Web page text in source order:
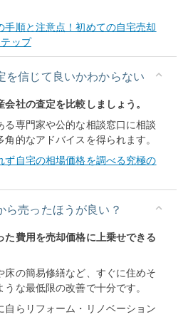
手順と注意点！初めての自宅売却
ップ
を信じて良いかわからない
社の査定を比較しましょう。
る専門家や公的な相談窓口に相談
角的なアドバイスを得られます。
ず自宅の相場価格を調べる究極の
ら売ったほうが良い？
た費用を売却価格に上乗せできる
床の簡易修繕など、すぐに住めそ
うな最低限の改善で十分です。
自らリフォーム・リノベーション